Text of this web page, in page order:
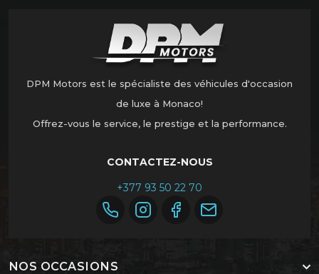
DPM Motors est le spécialiste des véhicules d'occasion
de luxe à Monaco!
Offrez-vous le service, le prestige et la performance.
CONTACTEZ-NOUS
+377 93 50 22 70
NOS OCCASIONS